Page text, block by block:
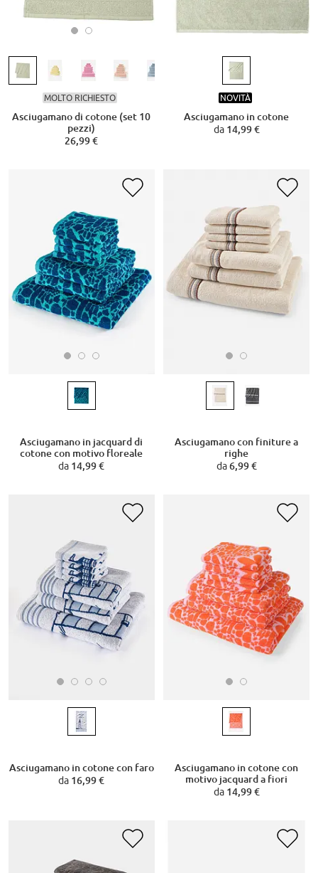
MOLTO RICHIESTO
Asciugamano di cotone (set 10
pezzi)
26,99 €
NOVITÀ
Asciugamano in cotone
da 14,99 €
Asciugamano in jacquard di
cotone con motivo floreale
da 14,99 €
Asciugamano con finiture a
righe
da6,99 €
Asciugamano in cotone con faro
da 16,99 €
Asciugamano in cotone con
motivo jacquard a fiori
da 14,99 €